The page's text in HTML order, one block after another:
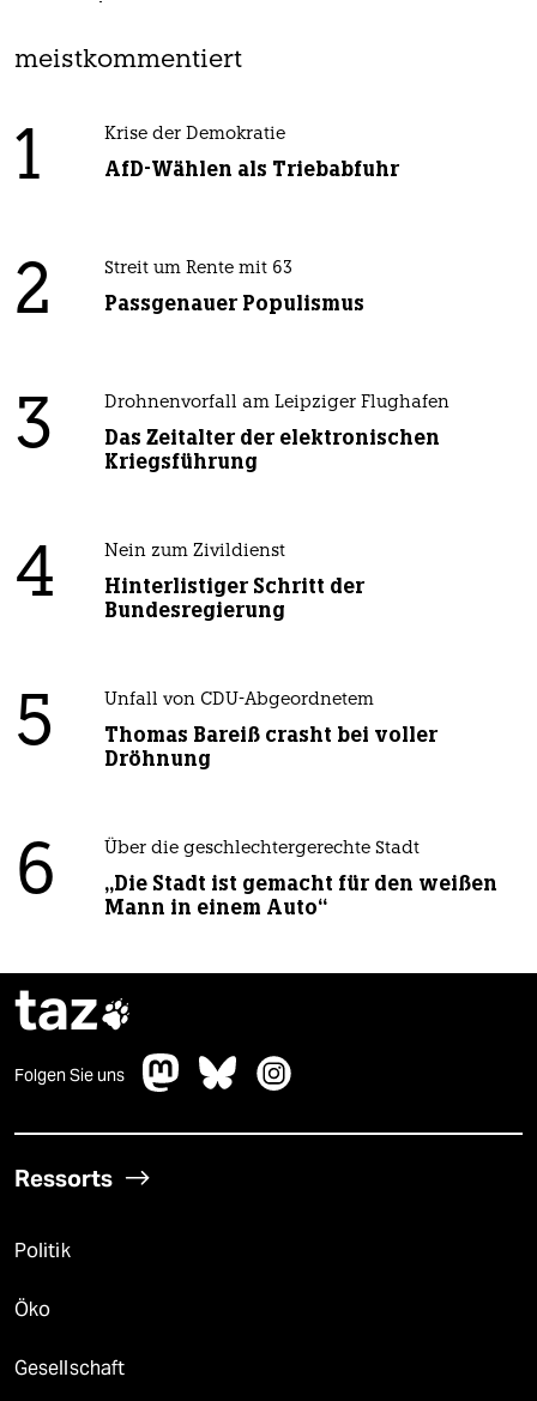
meistkommentiert
1 Krise der Demokratie
AfD-Wählen als Triebabfuhr
2 Streit um Rente mit 63
Passgenauer Populismus
3 Drohnenvorfall am Leipziger Flughafen
Das Zeitalter der elektronischen
Kriegsführung
4 Nein zum Zivildienst
Hinterlistiger Schritt der
Bundesregierung
5 Unfall von CDU-Abgeordnetem
Thomas Bareiß crasht bei voller
Dröhnung
6 Über die geschlechtergerechte Stadt
„Die Stadt ist gemacht für den weißen
Mann in einem Auto“
taz
Folgen Sie uns
Ressorts
Politik
Öko
Gesellschaft